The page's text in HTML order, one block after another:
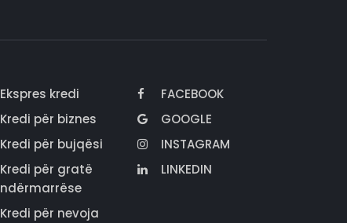
Ekspres kredi
Kredi për biznes
Kredi për bujqësi
Kredi për gratë
ndërmarrëse
Kredi për nevoja
FACEBOOK
GOOGLE
INSTAGRAM
LINKEDIN